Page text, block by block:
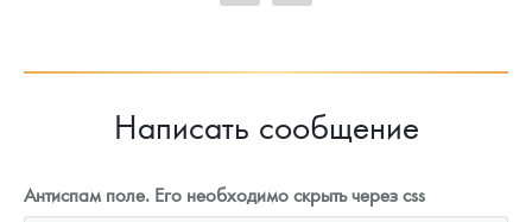
Написать сообщение
Антиспам поле. Его необходимо скрыть через css